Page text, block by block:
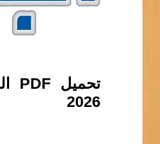
2026